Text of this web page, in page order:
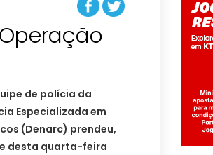
de polícia da
Especializada em
(Denarc) prendeu,
desta quarta-feira